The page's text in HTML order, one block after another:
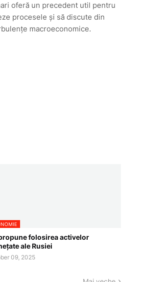
oferă un precedent util pentru
procesele și să discute din
macroeconomice.
folosirea activelor
ale Rusiei
09, 2025